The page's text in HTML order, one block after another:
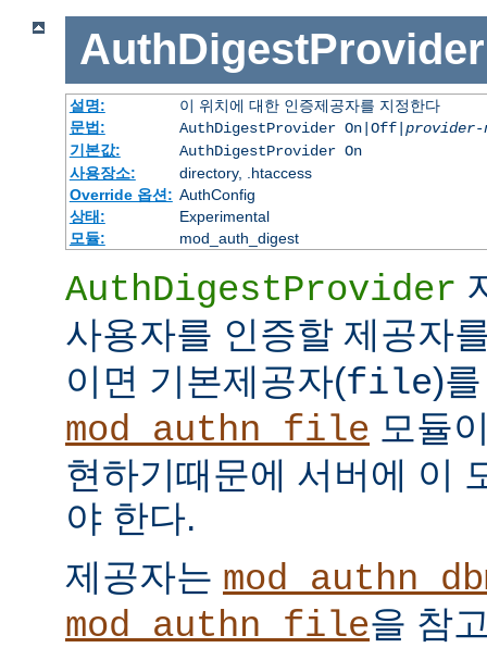
AuthDigestProvider
설명:
이 위치에 대한 인증제공자를 지정한다
문법:
AuthDigestProvider On|Off| provider-
기본값:
AuthDigestProvider On
사용장소:
directory, .htaccess
Override 옵션: AuthConfig
상태:
Experimental
모듈:
mod_auth_digest
AuthDigestProvider
사용자를 인증할 제공자
이면 기본제공자(file)
mod_authn_file 모듈
현하기때문에 서버에 이
야 한다.
제공자는
mod_authn_file을 참